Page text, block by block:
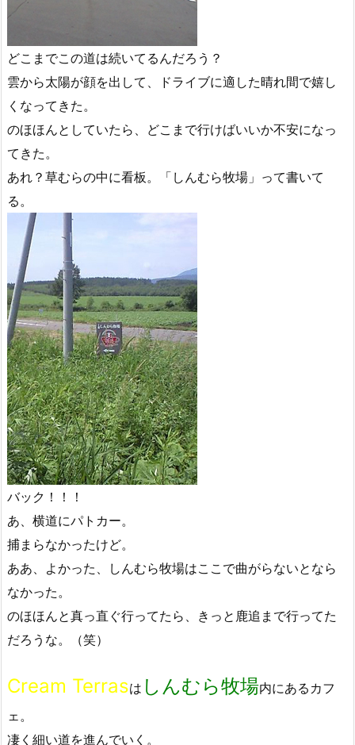
どこまでこの道は続いてるんだろう？
雲から太陽が顔を出して、ドライブに適した晴れ間で嬉し
くなってきた。
のほほんとしていたら、どこまで行けばいいか不安になっ
てきた。
あれ？草むらの中に看板。「しんむら牧場」って書いて
る。
バック！！！
あ、横道にパトカー。
捕まらなかったけど。
ああ、よかった、しんむら牧場はここで曲がらないとなら
なかった。
のほほんと真っ直ぐ行ってたら、きっと鹿追まで行ってた
だろうな。（笑）
Cream Terrasは しんむら牧場内にあるカフ
ェ。
凄く細い道を進んでいく。